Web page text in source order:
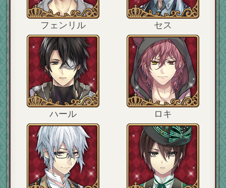
フェンリル セス
ハール ロキ